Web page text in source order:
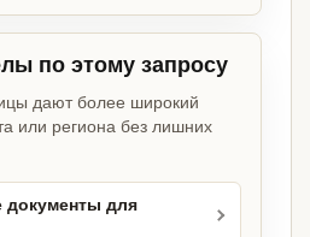
по этому запросу
дают более широкий
или региона без лишних
документы для